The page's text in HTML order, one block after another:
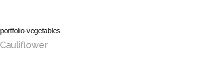
portfolio-vegetables
Cauliflower